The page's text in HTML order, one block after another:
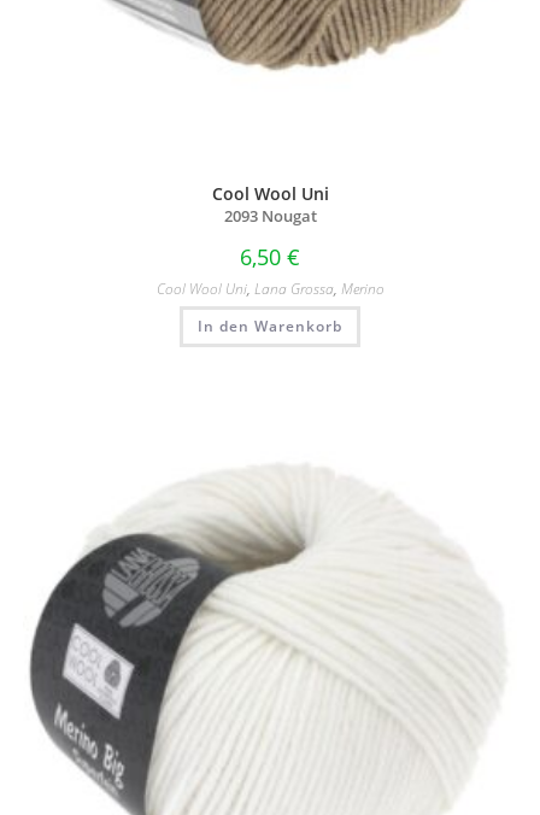
Cool Wool Uni
2093 Nougat
6,50 €
Cool Wool Uni, Lana Grossa, Merino
In den Warenkorb